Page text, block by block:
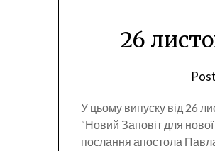
26
У цьому випуску від 26
“Новий Заповіт для
послання апостола